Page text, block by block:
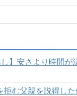
し】安さより時間が
拒む父親を説得し